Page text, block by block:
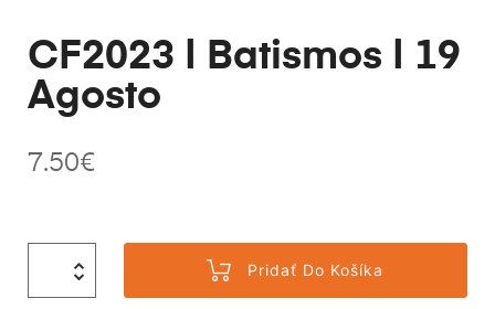
CF2023 | Batismos | 19
Agosto
7.50€
Pridať Do Košíka